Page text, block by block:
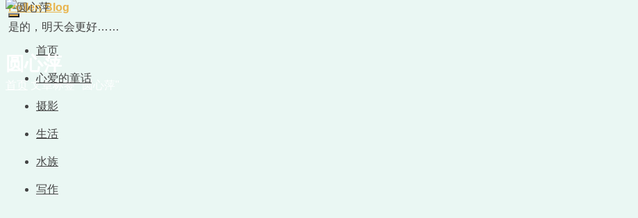
Pollen Blog
是的，明天会更好……
首页
心爱的童话
摄影
生活
水族
写作
文章标签 "圆心萍"